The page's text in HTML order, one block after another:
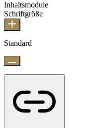
Inhaltsmodule
Schriftgröße
Standard